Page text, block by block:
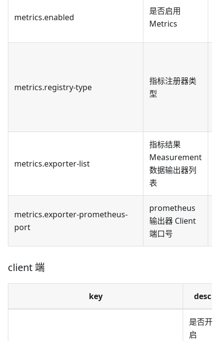
metrics.enabled
是否启用
Metrics
metrics.registry-type
指标注册器类
型
metrics.exporter-list
指标结果
Measurement
数据输出器列
表
metrics.exporter-prometheus-
port
prometheus
输出器 Client
端口号
client 端
key desc
是否开
启